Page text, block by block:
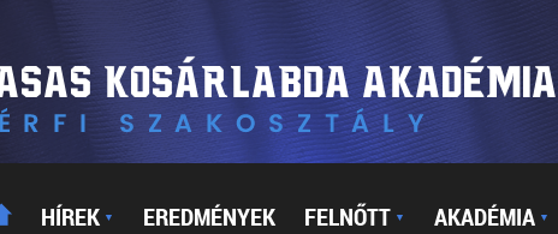
HÍREK ▼ EREDMÉNYEK FELNŐTT ▼ AKADÉMIA ▼